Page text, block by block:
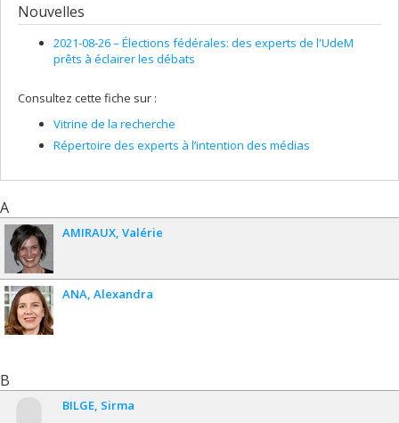
Nouvelles
2021-08-26 – Élections fédérales: des experts de l'UdeM
prêts à éclairer les débats
Consultez cette fiche sur :
Vitrine de la recherche
Répertoire des experts à l’intention des médias
A
AMIRAUX Valérie
ANA Alexandra
B
BILGE Sirma